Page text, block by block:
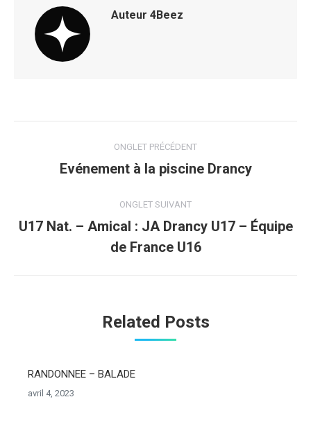
Auteur 4Beez
commentaire
ONGLET PRÉCÉDENT
Onglet
Evénement à la piscine Drancy
ONGLET SUIVANT
Onglet
suivant
U17 Nat. – Amical : JA Drancy U17 – Équipe
de France U16
Related Posts
RANDONNEE – BALADE
avril 4, 2023